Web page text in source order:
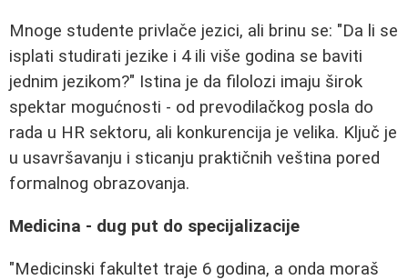
Mnoge studente privlače jezici, ali brinu se: "Da li se
isplati studirati jezike i 4 ili više godina se baviti
jednim jezikom?" Istina je da filolozi imaju širok
spektar mogućnosti - od prevodilačkog posla do
rada u HR sektoru, ali konkurencija je velika. Ključ je
u usavršavanju i sticanju praktičnih veština pored
formalnog obrazovanja.
Medicina - dug put do specijalizacije
"Medicinski fakultet traje 6 godina, a onda moraš